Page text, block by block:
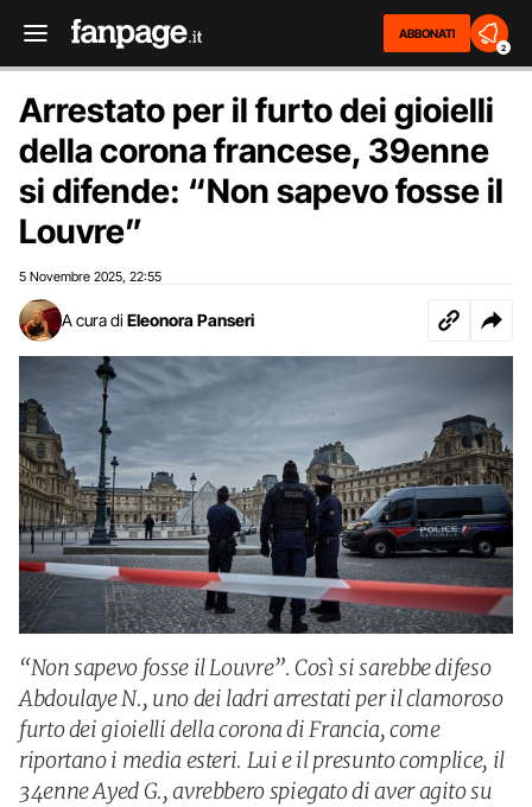
ABBONATI
2
Arrestato per il furto dei gioielli
della corona francese, 39enne
si difende: “Non sapevo fosse il
Louvre”
5 Novembre 2025 22:55
A cura di Eleonora Panseri
“Non sapevo fosse il Louvre”. Così si sarebbe difeso
Abdoulaye N., uno dei ladri arrestati per il clamoroso
furto dei gioielli della corona di Francia, come
riportano i media esteri. Lui e il presunto complice, il
34enne Ayed G., avrebbero spiegato di aver agito su